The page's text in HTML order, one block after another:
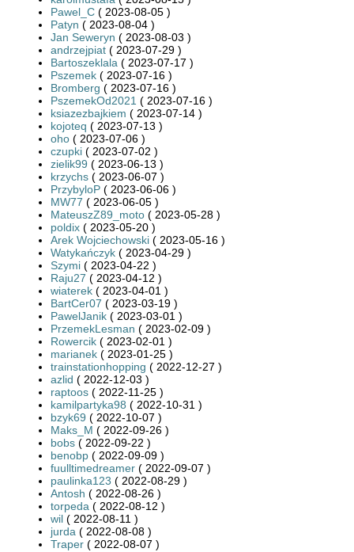
Pawel_C ( 2023-08-05 )
Patyn ( 2023-08-04 )
Jan Seweryn ( 2023-08-03 )
andrzejpiat ( 2023-07-29 )
Bartoszeklala ( 2023-07-17 )
Pszemek ( 2023-07-16 )
Bromberg ( 2023-07-16 )
PszemekOd2021 ( 2023-07-16 )
ksiazezbajkiem ( 2023-07-14 )
kojoteq ( 2023-07-13 )
oho ( 2023-07-06 )
czupki ( 2023-07-02 )
zielik99 ( 2023-06-13 )
krzychs ( 2023-06-07 )
PrzybyloP ( 2023-06-06 )
MW77 ( 2023-06-05 )
MateuszZ89_moto ( 2023-05-28 )
poldix ( 2023-05-20 )
Arek Wojciechowski ( 2023-05-16 )
Watykańczyk ( 2023-04-29 )
Szymi ( 2023-04-22 )
Raju27 ( 2023-04-12 )
wiaterek ( 2023-04-01 )
BartCer07 ( 2023-03-19 )
PawelJanik ( 2023-03-01 )
PrzemekLesman ( 2023-02-09 )
Rowercik ( 2023-02-01 )
marianek ( 2023-01-25 )
trainstationhopping ( 2022-12-27 )
azlid ( 2022-12-03 )
raptoos ( 2022-11-25 )
kamilpartyka98 ( 2022-10-31 )
bzyk69 ( 2022-10-07 )
Maks_M ( 2022-09-26 )
bobs ( 2022-09-22 )
benobp ( 2022-09-09 )
fuulltimedreamer ( 2022-09-07 )
paulinka123 ( 2022-08-29 )
Antosh ( 2022-08-26 )
torpeda ( 2022-08-12 )
wil ( 2022-08-11 )
jurda ( 2022-08-08 )
Traper ( 2022-08-07 )